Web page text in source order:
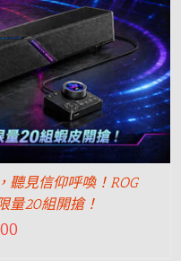
聽見信仰呼喚！ROG
量20組開搶！